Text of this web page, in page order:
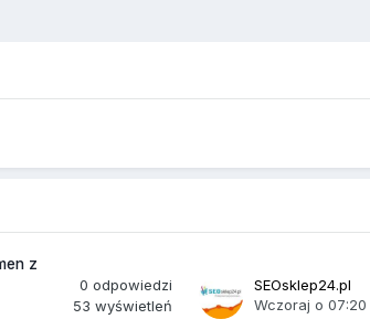
z
0 odpowiedzi
53 wyświetleń
SEOsklep24.pl
Wczoraj o 07:20